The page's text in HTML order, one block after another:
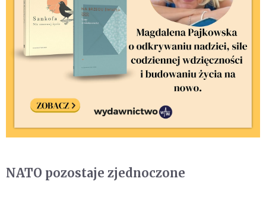
NATO pozostaje zjednoczone